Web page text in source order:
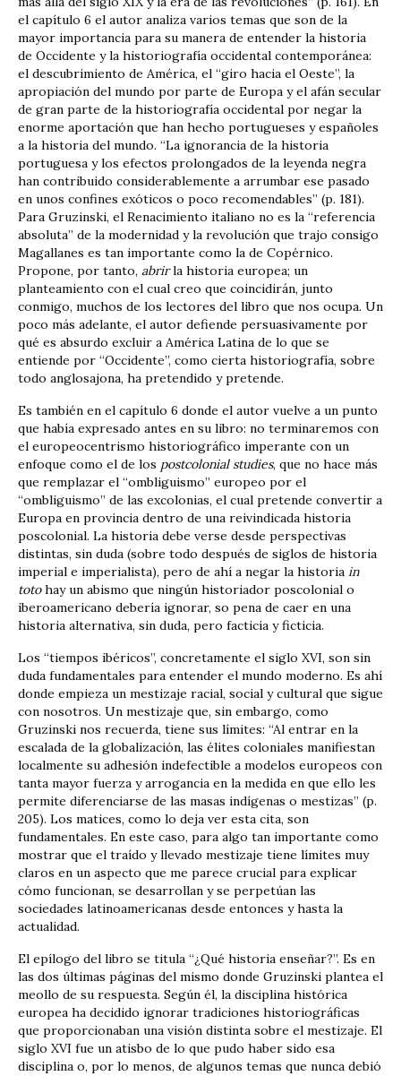
el capítulo 6 el autor analiza varios temas que son de la
mayor importancia para su manera de entender la historia
de Occidente y la historiografía occidental contemporánea:
el descubrimiento de América, el “giro hacia el Oeste”, la
apropiación del mundo por parte de Europa y el afán secular
de gran parte de la historiografía occidental por negar la
enorme aportación que han hecho portugueses y españoles
a la historia del mundo. “La ignorancia de la historia
portuguesa y los efectos prolongados de la leyenda negra
han contribuido considerablemente a arrumbar ese pasado
en unos confines exóticos o poco recomendables” (p. 181).
Para Gruzinski, el Renacimiento italiano no es la “referencia
absoluta” de la modernidad y la revolución que trajo consigo
Magallanes es tan importante como la de Copérnico.
Propone, por tanto, abrirla historia europea; un
planteamiento con el cual creo que coincidirán, junto
conmigo, muchos de los lectores del libro que nos ocupa. Un
poco más adelante, el autor defiende persuasivamente por
qué es absurdo excluir a América Latina de lo que se
entiende por “Occidente”, como cierta historiografía, sobre
todo anglosajona, ha pretendido y pretende.
Es también en el capítulo 6 donde el autor vuelve a un punto
que había expresado antes en su libro: no terminaremos con
el europeocentrismo historiográfico imperante con un
enfoque como el de los postcolonial studies, que no hace más
que remplazar el “ombliguismo” europeo por el
“ombliguismo” de las excolonias, el cual pretende convertir a
Europa en provincia dentro de una reivindicada historia
poscolonial. La historia debe verse desde perspectivas
distintas, sin duda (sobre todo después de siglos de historia
imperial e imperialista), pero de ahí a negar la historia in
totohay un abismo que ningún historiador poscolonial o
iberoamericano debería ignorar, so pena de caer en una
historia alternativa, sin duda, pero facticia y ficticia.
Los “tiempos ibéricos”, concretamente el siglo XVI, son sin
duda fundamentales para entender el mundo moderno. Es ahí
donde empieza un mestizaje racial, social y cultural que sigue
con nosotros. Un mestizaje que, sin embargo, como
Gruzinski nos recuerda, tiene sus límites: “Al entrar en la
escalada de la globalización, las élites coloniales manifiestan
localmente su adhesión indefectible a modelos europeos con
tanta mayor fuerza y arrogancia en la medida en que ello les
permite diferenciarse de las masas indígenas o mestizas” (p.
205). Los matices, como lo deja ver esta cita, son
fundamentales. En este caso, para algo tan importante como
mostrar que el traído y llevado mestizaje tiene límites muy
claros en un aspecto que me parece crucial para explicar
cómo funcionan, se desarrollan y se perpetúan las
sociedades latinoamericanas desde entonces y hasta la
actualidad.
El epílogo del libro se titula “¿Qué historia enseñar?”. Es en
las dos últimas páginas del mismo donde Gruzinski plantea el
meollo de su respuesta. Según él, la disciplina histórica
europea ha decidido ignorar tradiciones historiográficas
que proporcionaban una visión distinta sobre el mestizaje. El
siglo XVI fue un atisbo de lo que pudo haber sido esa
disciplina o, por lo menos, de algunos temas que nunca debió